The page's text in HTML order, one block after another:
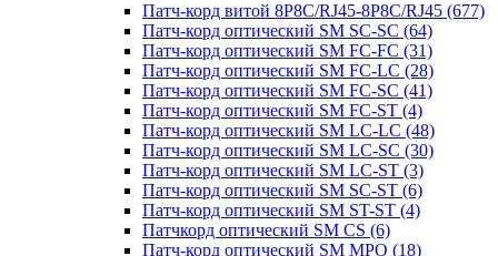
Патч-корд витой 8P8C/RJ45-8P8C/RJ45 (677)
Патч-корд оптический SM SC-SC (64)
Патч-корд оптический SM FC-FC (31)
Патч-корд оптический SM FC-LC (28)
Патч-корд оптический SM FC-SC (41)
Патч-корд оптический SM FC-ST (4)
Патч-корд оптический SM LC-LC (48)
Патч-корд оптический SM LC-SC (30)
Патч-корд оптический SM LC-ST (3)
Патч-корд оптический SM SC-ST (6)
Патч-корд оптический SM ST-ST (4)
Патчкорд оптический SM CS (6)
Патч-корд оптический SM MPO (18)